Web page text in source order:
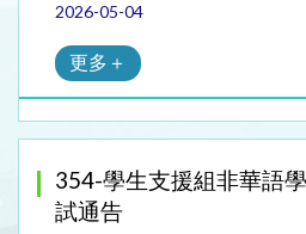
2026-05-04
更多＋
354-學生支援組非華語
試通告